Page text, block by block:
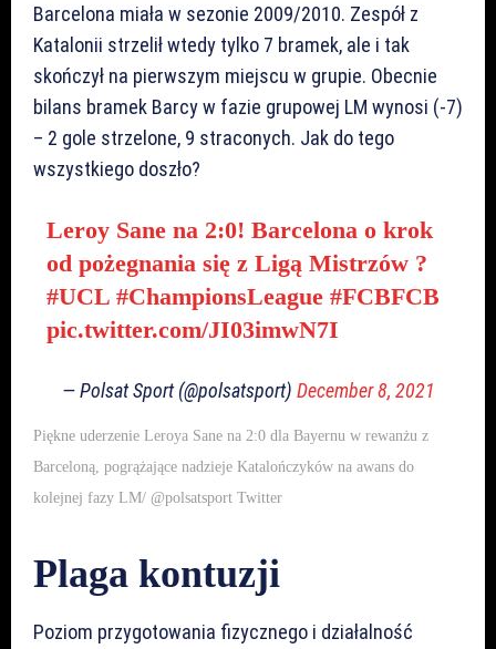
Barcelona miała w sezonie 2009/2010. Zespół z
Katalonii strzelił wtedy tylko 7 bramek, ale i tak
skończył na pierwszym miejscu w grupie. Obecnie
bilans bramek Barcy w fazie grupowej LM wynosi (-7)
– 2 gole strzelone, 9 straconych. Jak do tego
wszystkiego doszło?
Leroy Sane na 2:0! Barcelona o krok
od pożegnania się z Ligą Mistrzów ?
#UCL #ChampionsLeague #FCBFCB
pic.twitter.com/JI03imwN7I
— Polsat Sport (@polsatsport) December 8, 2021
Piękne uderzenie Leroya Sane na 2:0 dla Bayernu w rewanżu z
Barceloną, pogrążające nadzieje Katalończyków na awans do
kolejnej fazy LM/ @polsatsport Twitter
Plaga kontuzji
Poziom przygotowania fizycznego i działalność